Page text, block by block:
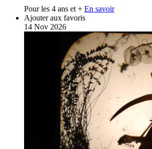
Pour les 4 ans et + En savoir
Ajouter aux favoris
14 Nov 2026